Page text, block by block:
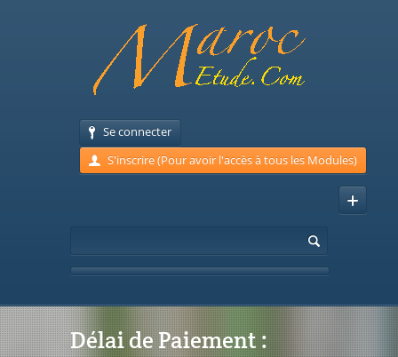
Se connecter
S'inscrire (Pour avoir l'accès à tous les Modules)
Délai de Paiement :